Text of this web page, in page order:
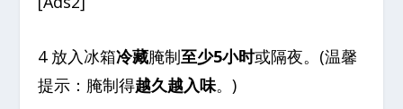
4 放入冰箱冷藏腌制至少5小时或隔夜。(温馨
提示：腌制得越久越入味。)